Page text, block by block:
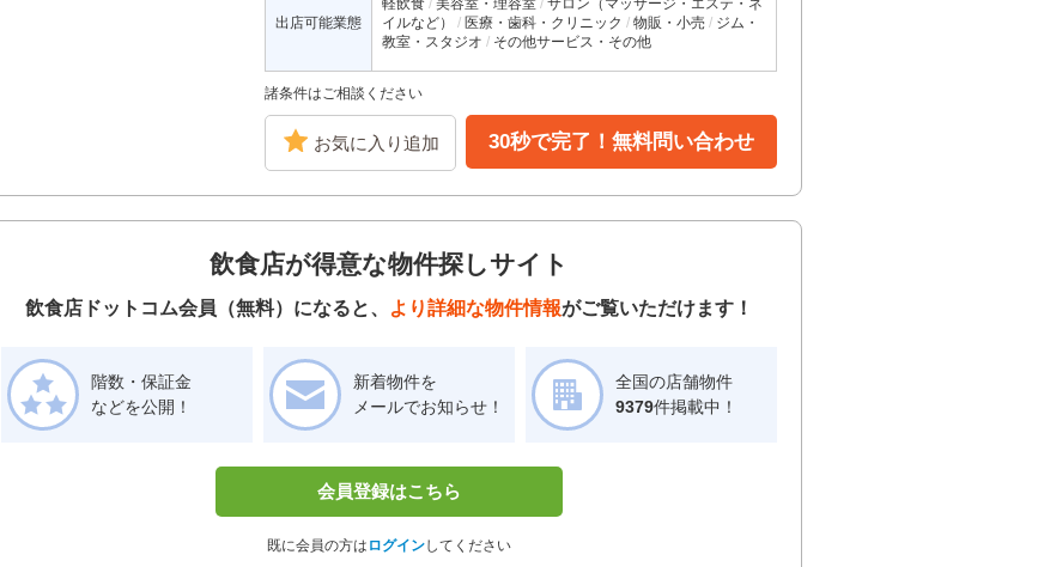
出店可能業態
軽飲食 美容室・理容室
サロン（マッサージ・エステ・ネ
イルなど）
医療・歯科・クリニック 物販・小売
ジム・
教室・スタジオ
その他サービス・その他
諸条件はご相談ください
お気に入り追加 30秒で完了！無料問い合わせ
飲食店が得意な物件探しサイト
飲食店ドットコム会員（無料）になると、 より詳細な物件情報がご覧いただけます！
階数・保証金
などを公開！
新着物件を
メールでお知らせ！
全国の店舗物件
9379件掲載中！
会員登録はこちら
既に会員の方は ログインしてください